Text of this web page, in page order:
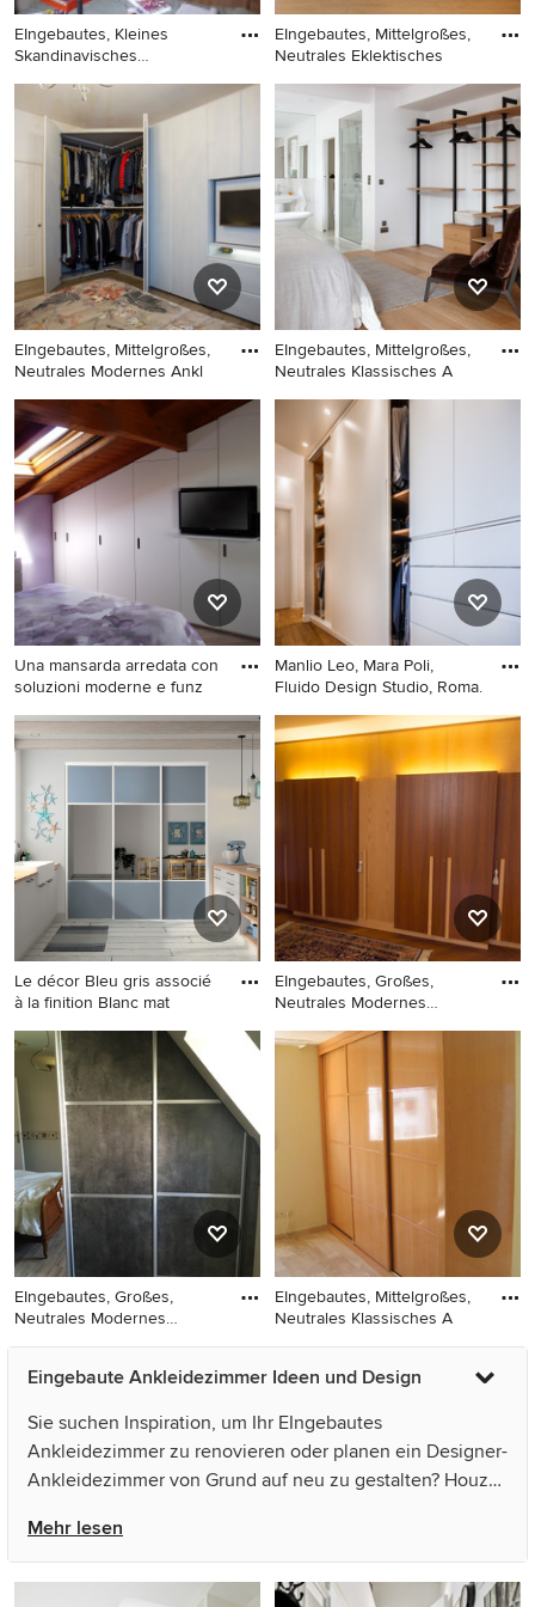
EIngebautes, Kleines
Skandinavisches
EIngebautes, Kleines
Skandinavisches
Ankleidezimmer mit
Schrankfronten im Shaker-
Stil, beigen Schränken,
braunem Holzboden, beigem
Boden und eingelassener
Decke in Paris
EIngebautes, Mittelgroßes,
Neutrales Eklektisches
EIngebautes, Mittelgroßes,
Neutrales Eklektisches
Ankleidezimmer mit hellem
Holzboden und braunem
Boden in Marseille
EIngebautes, Mittelgroßes,
Neutrales Modernes Ankl
EIngebautes, Mittelgroßes,
Neutrales Modernes
Ankleidezimmer mit
flächenbündigen
Schrankfronten und grauen
Schränken in Rom
EIngebautes, Mittelgroßes,
Neutrales Klassisches A
EIngebautes, Mittelgroßes,
Neutrales Klassisches
Ankleidezimmer mit offenen
Schränken, hellbraunen
Holzschränken und hellem
Holzboden in Sonstige
Una mansarda arredata con
soluzioni moderne e funz
EIngebautes, Kleines,
Neutrales Modernes
Ankleidezimmer mit
flächenbündigen
Schrankfronten, grauen
Schränken, Porzellan-
Bodenfliesen, braunem
Boden und freigelegten
Dachbalken in Sonstige
Manlio Leo, Mara Poli,
Fluido Design Studio, Roma.
Mittelgroßes, EIngebautes,
Neutrales Modernes
Ankleidezimmer mit
Schrankfronten, weißen
Schränken, braunem
Holzboden und braunem
Boden in Rom
Le décor Bleu gris associé
à la finition Blanc mat
EIngebautes, Großes,
Neutrales Maritimes
Ankleidezimmer mit
Schrankfronten mit vertiefter
Füllung und blauen
Schränken in Sonstige
EIngebautes, Großes,
Neutrales Modernes
EIngebautes, Großes,
Neutrales Modernes
Ankleidezimmer mit
flächenbündigen
Schrankfronten, hellen
Holzboden in Venedig
EIngebautes, Großes,
Neutrales Modernes
EIngebautes, Großes,
Neutrales Modernes
EIngebautes, Mittelgroßes,
Neutrales Klassisches A
EIngebautes, Mittelgroßes,
Neutrales Klassisches
profilierten Schrankfronten
und hellbraunen
Holzschränken in Valencia
Eingebaute Ankleidezimmer Ideen und Design
Sie suchen Inspiration, um Ihr EIngebautes
Ankleidezimmer zu renovieren oder planen ein Designer-
Ankleidezimmer von Grund auf neu zu gestalten? Houzz
Architekten dieses Landes, unter anderem von Radaelli
arredamenti und wancha | aménagement. Sehen Sie sich
Fotos in vielen verschiedenen Farben und Stilen an –
Mehr lesen